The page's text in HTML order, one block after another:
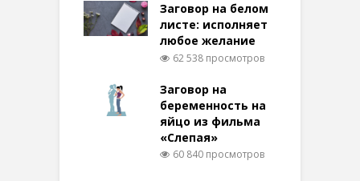
Заговор на белом
листе: исполняет
любое желание
62 538 просмотров
Заговор на
беременность на
яйцо из фильма
«Слепая»
60 840 просмотров